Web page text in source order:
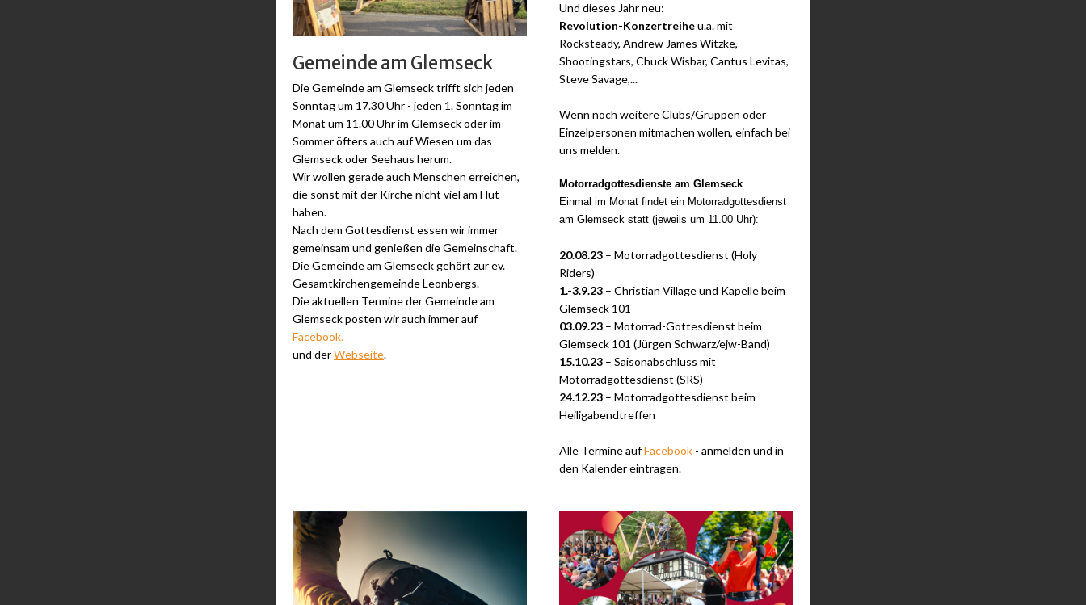
Gemeinde am Glemseck
Die Gemeinde am Glemseck trifft sich jeden
Sonntag um 17.30 Uhr - jeden 1. Sonntag im
Monat um 11.00 Uhr im Glemseck oder im
Sommer öfters auch auf Wiesen um das
Glemseck oder Seehaus herum.
Wir wollen gerade auch Menschen erreichen,
die sonst mit der Kirche nicht viel am Hut
haben.
Nach dem Gottesdienst essen wir immer
gemeinsam und genießen die Gemeinschaft.
Die Gemeinde am Glemseck gehört zur ev.
Gesamtkirchengemeinde Leonbergs.
Die aktuellen Termine der Gemeinde am
Glemseck posten wir auch immer auf
Facebook.
und derWebseite.
Und dieses Jahr neu:
Revolution-Konzertreiheu.a. mit
Rocksteady, Andrew James Witzke,
Shootingstars, Chuck Wisbar, Cantus Levitas,
Steve Savage,...
Wenn noch weitere Clubs/Gruppen oder
Einzelpersonen mitmachen wollen, einfach bei
uns melden.
Motorradgottesdienste am Glemseck
Einmal im Monat findet ein Motorradgottesdienst
am Glemseck statt (jeweils um 11.00 Uhr):
20.08.23 – Motorradgottesdienst (Holy
Riders)
1.-3.9.23 – Christian Village und Kapelle beim
Glemseck 101
03.09.23 – Motorrad-Gottesdienst beim
Glemseck 101 (Jürgen Schwarz/ejw-Band)
15.10.23 – Saisonabschluss mit
Motorradgottesdienst (SRS)
24.12.23 – Motorradgottesdienst beim
Heiligabendtreffen
Alle Termine aufFacebook - anmelden und in
den Kalender eintragen.